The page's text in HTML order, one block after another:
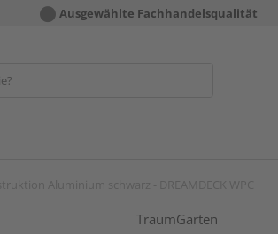
Ausgewählte Fachhandelsqualität
TraumGarten